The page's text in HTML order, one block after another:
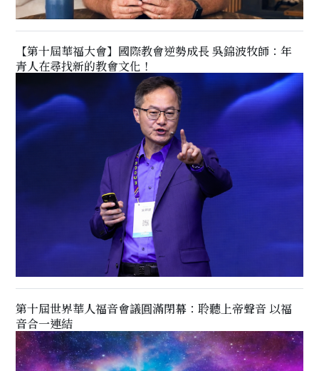
【第十屆華福大會】國際教會逆勢成長 吳錦波牧師：年
青人在尋找新的教會文化！
第十屆世界華人福音會議圓滿閉幕：聆聽上帝聲音 以福
音合一連結